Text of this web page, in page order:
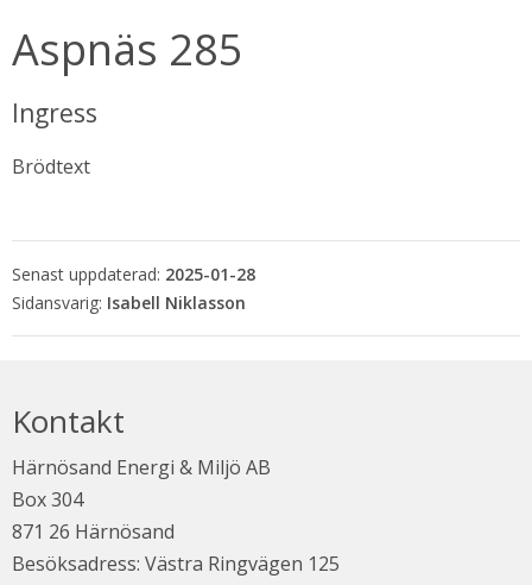
Aspnäs 285
Ingress
Brödtext
Senast uppdaterad: 2025-01-28
Isabell Niklasson
Kontakt
Härnösand Energi & Miljö AB
Box 304
871 26 Härnösand
Besöksadress: Västra Ringvägen 125